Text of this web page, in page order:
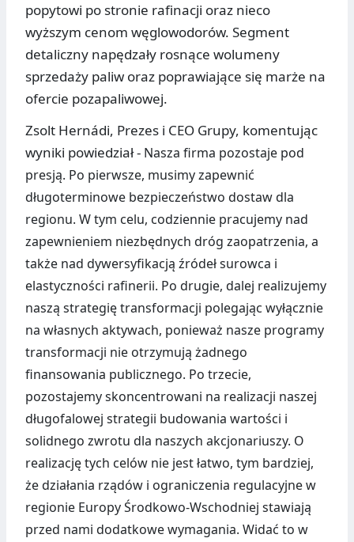
popytowi po stronie rafinacji oraz nieco
wyższym cenom węglowodorów. Segment
detaliczny napędzały rosnące wolumeny
sprzedaży paliw oraz poprawiające się marże na
ofercie pozapaliwowej.
Zsolt Hernádi, Prezes i CEO Grupy, komentując
wyniki powiedział - Nasza firma pozostaje pod
presją. Po pierwsze, musimy zapewnić
długoterminowe bezpieczeństwo dostaw dla
regionu. W tym celu, codziennie pracujemy nad
zapewnieniem niezbędnych dróg zaopatrzenia, a
także nad dywersyfikacją źródeł surowca i
elastyczności rafinerii. Po drugie, dalej realizujemy
naszą strategię transformacji polegając wyłącznie
na własnych aktywach, ponieważ nasze programy
transformacji nie otrzymują żadnego
finansowania publicznego. Po trzecie,
pozostajemy skoncentrowani na realizacji naszej
długofalowej strategii budowania wartości i
solidnego zwrotu dla naszych akcjonariuszy. O
realizację tych celów nie jest łatwo, tym bardziej,
że działania rządów i ograniczenia regulacyjne w
regionie Europy Środkowo-Wschodniej stawiają
przed nami dodatkowe wymagania. Widać to w